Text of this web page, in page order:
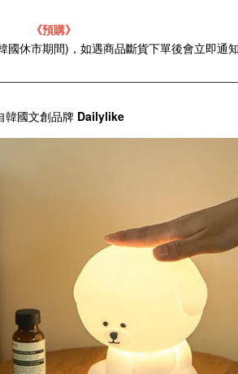
《預購》
休市期間)，如遇商品斷貨下單後會立即通知
韓國文創品牌 Dailylike